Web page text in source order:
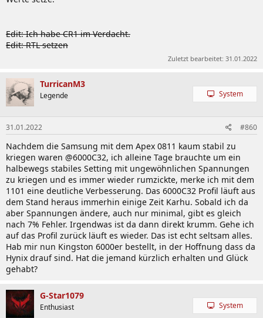
Edit: Ich habe CR1 im Verdacht.
Edit: RTL setzen
Zuletzt bearbeitet: 31.01.2022
TurricanM3
Legende System
31.01.2022 #860
Nachdem die Samsung mit dem Apex 0811 kaum stabil zu
kriegen waren @6000C32, ich alleine Tage brauchte um ein
halbewegs stabiles Setting mit ungewöhnlichen Spannungen
zu kriegen und es immer wieder rumzickte, merke ich mit dem
1101 eine deutliche Verbesserung. Das 6000C32 Profil läuft aus
dem Stand heraus immerhin einige Zeit Karhu. Sobald ich da
aber Spannungen ändere, auch nur minimal, gibt es gleich
nach 7% Fehler. Irgendwas ist da dann direkt krumm. Gehe ich
auf das Profil zurück läuft es wieder. Das ist echt seltsam alles.
Hab mir nun Kingston 6000er bestellt, in der Hoffnung dass da
Hynix drauf sind. Hat die jemand kürzlich erhalten und Glück
gehabt?
G-Star1079
Enthusiast System